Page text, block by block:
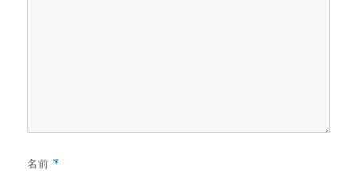
名前 *